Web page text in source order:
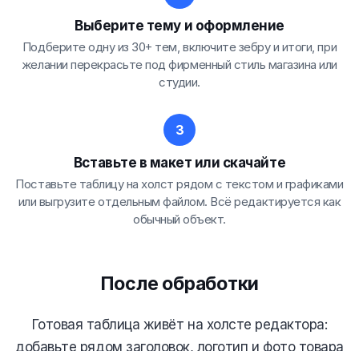
Выберите тему и оформление
Подберите одну из 30+ тем, включите зебру и итоги, при
желании перекрасьте под фирменный стиль магазина или
студии.
Вставьте в макет или скачайте
Поставьте таблицу на холст рядом с текстом и графиками
или выгрузите отдельным файлом. Всё редактируется как
обычный объект.
После обработки
Готовая таблица живёт на холсте редактора:
добавьте рядом заголовок, логотип и фото товара